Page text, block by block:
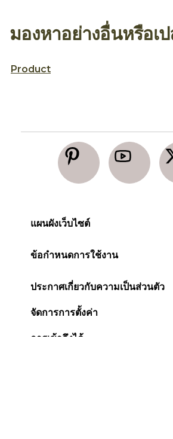
มองหาอย่างอื่นหรือเ
Product
แผนผังเว็บไซต์
ข้อกำหนดการใช้งาน
ประกาศเกี่ยวกับความเป็นส่วนตัว
จัดการการตั้งค่า
การเข้าถึงได้